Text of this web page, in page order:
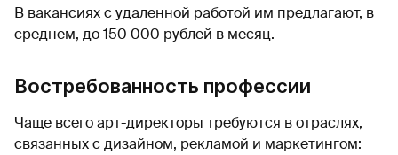
В вакансиях с удаленной работой им предлагают, в
среднем, до 150 000 рублей в месяц.
Востребованность профессии
Чаще всего арт-директоры требуются в отраслях,
связанных с дизайном, рекламой и маркетингом: